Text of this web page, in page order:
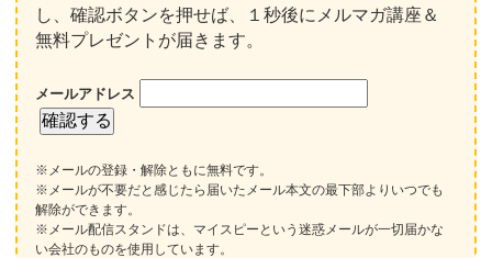
し、確認ボタンを押せば、１秒後にメルマガ講座＆
無料プレゼントが届きます。
メールアドレス
※メールの登録・解除ともに無料です。
※メールが不要だと感じたら届いたメール本文の最下部よりいつでも
解除ができます。
※メール配信スタンドは、マイスピーという迷惑メールが一切届かな
い会社のものを使用しています。